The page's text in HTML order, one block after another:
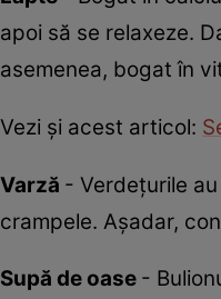
apoi să se relaxeze.
asemenea, bogat în
Vezi și acest articol:
Varză - Verdețurile
crampele. Așadar,
Supă de oase -